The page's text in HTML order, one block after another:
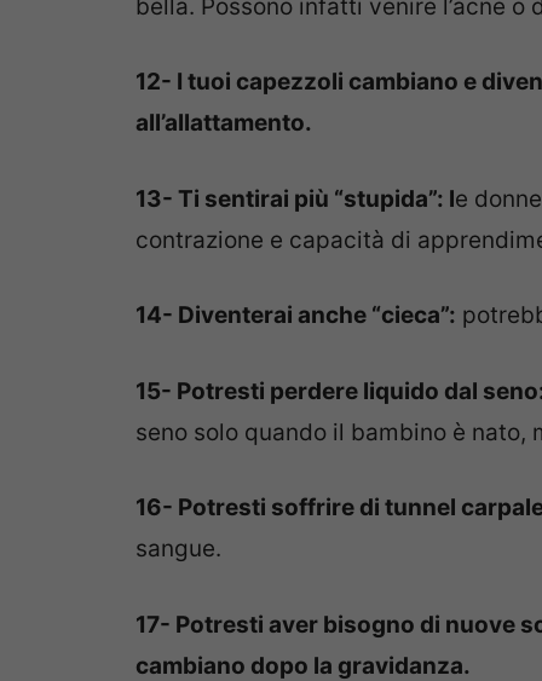
bella. Possono infatti venire l’acne
12- I tuoi capezzoli cambiano e
all’allattamento.
13- Ti sentirai più “stupida”: le
contrazione e capacità di
14- Diventerai anche “cieca”:
15- Potresti perdere liquido dal
seno solo quando il bambino è nato,
16- Potresti soffrire di tunnel
sangue.
17- Potresti aver bisogno di nuove
cambiano dopo la gravidanza.